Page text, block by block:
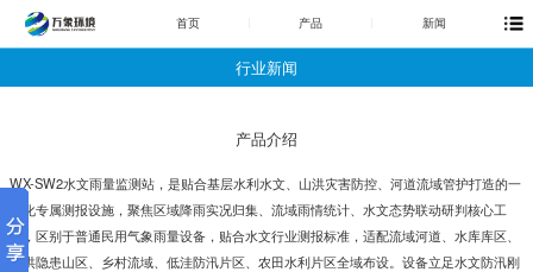
首页 产品 新闻
行业新闻
产品介绍
WX-SW2水文雨量监测站 ，是贴合基层水利水文、山洪灾害防控、河道流域管护打造的一
体化专属测报设施，聚焦区域降雨实况归集、流域雨情统计、水文态势联动研判核心工
作，区别于普通民用气象雨量设备，贴合水文行业测报标准，适配流域河道、水库库区、
山洪隐患山区、乡村流域、低洼防汛片区、农田水利片区全域布设。设备立足水文防汛刚